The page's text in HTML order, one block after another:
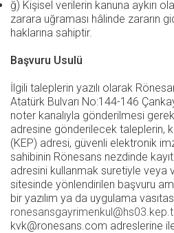
ğ) Kişisel verilerin kanuna aykırı
zarara uğraması hâlinde zararın
haklarına sahiptir.
Başvuru Usulü
İlgili taleplerin yazılı olarak
Atatürk Bulvarı No:144-146
noter kanalıyla gönderilmesi
adresine gönderilecek taleplerin,
(KEP) adresi, güvenli elektronik
sahibinin Rönesans nezdinde
adresini kullanmak suretiyle veya
sitesinde yönlendirilen başvuru
bir yazılım ya da uygulama
kvk@ronesans.com adreslerine